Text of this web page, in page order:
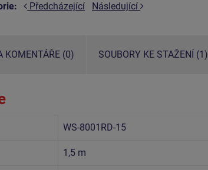
Předcházející Následující
KOMENTÁŘE (0) SOUBORY KE STAŽENÍ (1)
WS-8001RD-15
1,5 m